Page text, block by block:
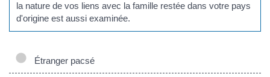
la nature de vos liens avec la famille restée dans votre pays
d'origine est aussi examinée.
Étranger pacsé